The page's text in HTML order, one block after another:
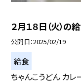
２月１８日（火）の
公開日 2025/02/19
給食
ちゃんこうどん カ